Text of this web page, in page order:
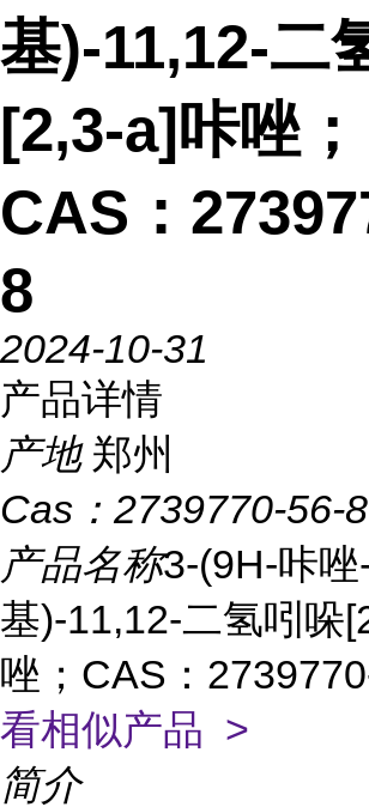
基)-11,12-二
[2,3-a]咔唑；
CAS：
8
2024-10-31
产品详情
产地 郑州
Cas： 2739770-56-8
产品名称3-(9H-咔唑
基)-11,12-二氢吲哚
唑；CAS：
看相似产品 >
简介